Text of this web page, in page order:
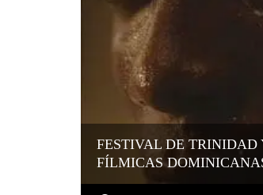
FESTIVAL DE TRINIDAD
FÍLMICAS